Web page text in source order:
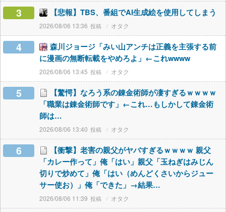
3 【悲報】TBS、番組でAI生成絵を使用してしまう
2026/08/06 13:36 オタク
4
森川ジョージ「みい山アンチは正義を主張する前
に漫画の無断転載をやめろよ」←これwwww
2026/08/06 13:45 オタク
5
【驚愕】なろう系の錬金術師が凄すぎるｗｗｗｗ
「職業は錬金術師です」←これ…もしかして錬金術
師は…
2026/08/06 13:40 オタク
6
【衝撃】老害の親父がヤバすぎるｗｗｗｗ 親父
「カレー作って」俺「はい」親父「玉ねぎはみじん
切りで炒めて」俺「はい（めんどくさいからジュー
サー使お）」俺「できた」→結果…
2026/08/06 11:39 オタク